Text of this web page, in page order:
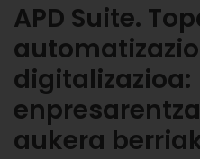
APD Suite.
digitalizazioa:
aukera